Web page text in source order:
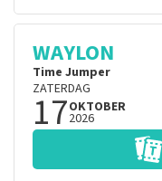
WAYLON
Time Jumper
ZATERDAG
17OKTOBER
2026